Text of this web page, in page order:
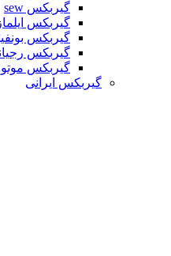
گیربکس sew
گیربکس ایلماز
گیربکس
گیربکس
گیربکس
گیربکس ایرانی